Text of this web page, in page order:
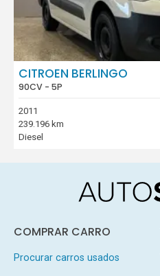
CITROEN BERLINGO
90CV - 5P
2011
239.196 km
Diesel
COMPRAR CARRO
Procurar carros usados